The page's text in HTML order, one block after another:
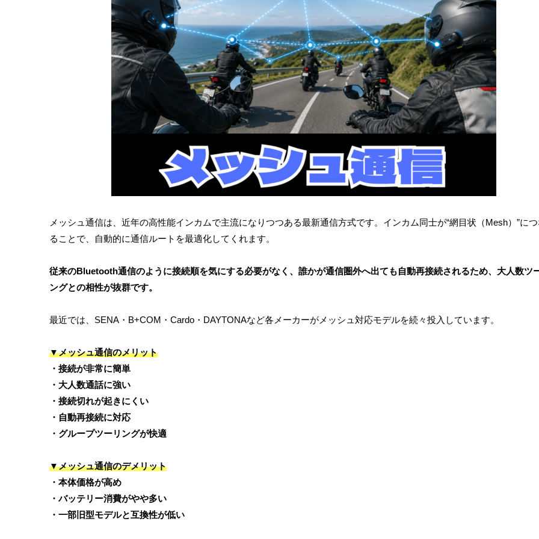
メッシュ通信は、近年の高性能インカムで主流になりつつある最新通信方式です。インカム同士が“網目状（Mesh）”に
ることで、自動的に通信ルートを最適化してくれます。
従来のBluetooth通信のように接続順を気にする必要がなく、誰かが通信圏外へ出ても自動再接続されるため、大人数ツ
ングとの相性が抜群です。
最近では、SENA・B+COM・Cardo・DAYTONAなど各メーカーがメッシュ対応モデルを続々投入しています。
▼メッシュ通信のメリット
・接続が非常に簡単
・大人数通話に強い
・接続切れが起きにくい
・自動再接続に対応
・グループツーリングが快適
▼メッシュ通信のデメリット
・本体価格が高め
・バッテリー消費がやや多い
・一部旧型モデルと互換性が低い